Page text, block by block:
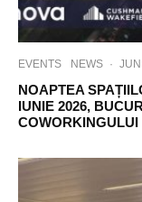
EVENTS NEWS ·
NOAPTEA
IUNIE 2026,
COWORKINGULUI